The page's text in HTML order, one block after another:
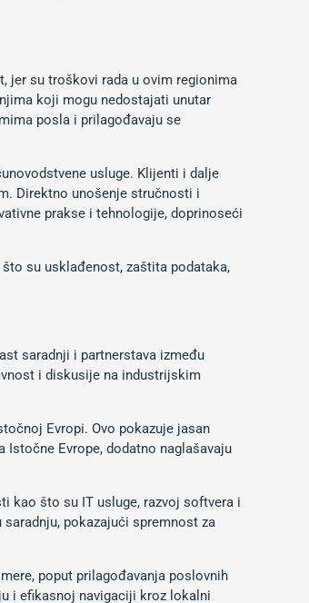
jer su troškovi rada u ovim regionima
koji mogu nedostajati unutar
posla i prilagođavaju se
usluge. Klijenti i dalje
Direktno unošenje stručnosti i
prakse i tehnologije, doprinoseći
su usklađenost, zaštita podataka,
saradnji i partnerstava između
i diskusije na industrijskim
Evropi. Ovo pokazuje jasan
Evrope, dodatno naglašavaju
kao što su IT usluge, razvoj softvera i
pokazajući spremnost za
poput prilagođavanja poslovnih
i efikasnoj navigaciji kroz lokalni